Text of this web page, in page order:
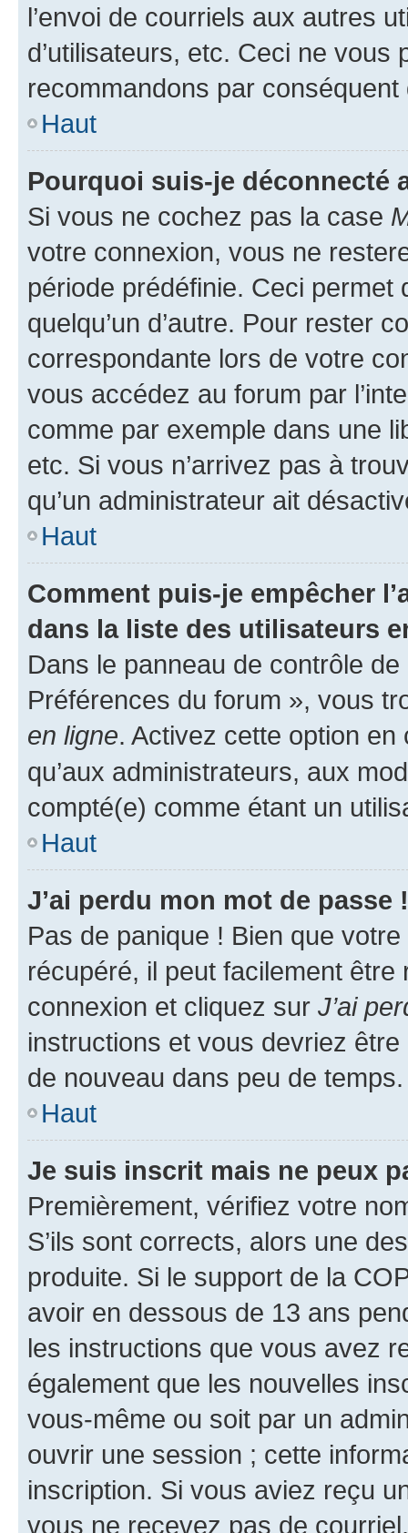
l’envoi de courriels aux autres
d’utilisateurs, etc. Ceci ne vous
recommandons par conséquent
Haut
Pourquoi suis-je déconnecté
Si vous ne cochez pas la case
votre connexion, vous ne
période prédéfinie. Ceci permet
quelqu’un d’autre. Pour rester
correspondante lors de votre
vous accédez au forum par
comme par exemple dans une
etc. Si vous n’arrivez pas à
qu’un administrateur ait
Haut
Comment puis-je empêcher
dans la liste des utilisateurs
Dans le panneau de contrôle
Préférences du forum », vous
en ligne. Activez cette option
qu’aux administrateurs, aux
compté(e) comme étant un
Haut
J’ai perdu mon mot de passe !
Pas de panique ! Bien que
récupéré, il peut facilement
connexion et cliquez sur J’ai
instructions et vous devriez
de nouveau dans peu de temps.
Haut
Je suis inscrit mais ne peux
Premièrement, vérifiez votre
S’ils sont corrects, alors une
produite. Si le support de la
avoir en dessous de 13 ans
les instructions que vous avez
également que les nouvelles
vous-même ou soit par un
ouvrir une session ; cette
inscription. Si vous aviez reçu
vous ne recevez pas de